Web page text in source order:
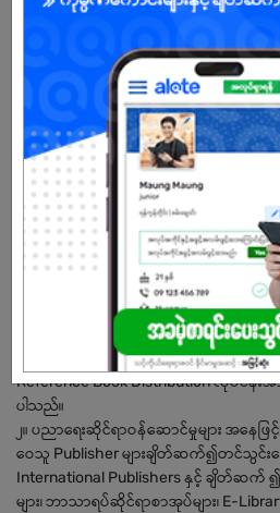
အခွင့်အရေးရှိသူ : မ
ကျွန်ုပ်တို့ကုမ္ပဏီအကြောင်း
၁။ Books A Million Co., Ltd အား ၂၀၂
မှတ်ပုံတင်အမှတ် (၁၃၆၉၇၁၅၄၉) ဖြင့် စတင်
အမှတ် (၄၃) ၊ ဇော်ဂျီလမ်း ၊ ဒဂုံမြို့သစ် (မြ
ဒေသကြီး ၊ ရန်ကုန်တိုင်းဒေသကြီးတွင် ရုံးခန်
Reference Book Distribution လုပ်င
ပါသည်။
၂။ ပညာရေးဆိုင်ရာဝန်ဆောင်မှုများ အနေဖ
ဝေသူ Publisher များချိတ်ဆက်၍တင်သွင်းရ
International Publishers နှင့် ချိတ်ဆက်
များ၊ ဘာသာရပ်ဆိုင်ရာစာအုပ်များ၊ E-